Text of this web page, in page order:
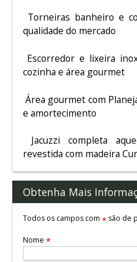
Torneiras banheiro e
qualidade do mercado
Escorredor e lixeira
cozinha e área gourmet
Área gourmet com
e amortecimento
Jacuzzi completa
revestida com madeira
Obtenha Mais
Todos os campos com *são de
Nome *